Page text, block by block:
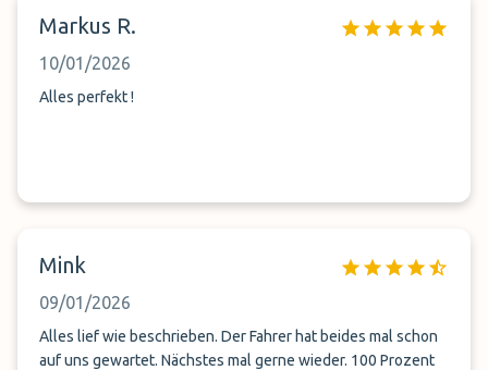
Markus R.
10/01/2026
Alles perfekt !
Mink
09/01/2026
Alles lief wie beschrieben. Der Fahrer hat beides mal schon
auf uns gewartet. Nächstes mal gerne wieder. 100 Prozent